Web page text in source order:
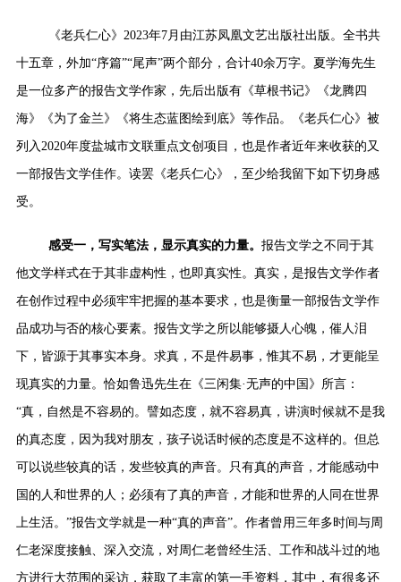
《老兵仁心》2023年7月由江苏凤凰文艺出版社出版。全书共
十五章，外加“序篇”“尾声”两个部分，合计40余万字。夏学海先生
是一位多产的报告文学作家，先后出版有《草根书记》《龙腾四
海》《为了金兰》《将生态蓝图绘到底》等作品。《老兵仁心》被
列入2020年度盐城市文联重点文创项目，也是作者近年来收获的又
一部报告文学佳作。读罢《老兵仁心》，至少给我留下如下切身感
受。
感受一，写实笔法，显示真实的力量。 报告文学之不同于其
他文学样式在于其非虚构性，也即真实性。真实，是报告文学作者
在创作过程中必须牢牢把握的基本要求，也是衡量一部报告文学作
品成功与否的核心要素。报告文学之所以能够摄人心魄，催人泪
下，皆源于其事实本身。求真，不是件易事，惟其不易，才更能呈
现真实的力量。恰如鲁迅先生在《三闲集·无声的中国》所言：
“真，自然是不容易的。譬如态度，就不容易真，讲演时候就不是我
的真态度，因为我对朋友，孩子说话时候的态度是不这样的。但总
可以说些较真的话，发些较真的声音。只有真的声音，才能感动中
国的人和世界的人；必须有了真的声音，才能和世界的人同在世界
上生活。”报告文学就是一种“真的声音”。作者曾用三年多时间与周
仁老深度接触、深入交流，对周仁老曾经生活、工作和战斗过的地
方进行大范围的采访，获取了丰富的第一手资料，其中，有很多还